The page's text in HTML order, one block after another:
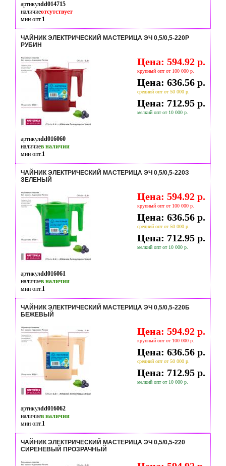
артикулdd014715
наличиеотсутствует
мин опт.1
ЧАЙНИК ЭЛЕКТРИЧЕСКИЙ МАСТЕРИЦА ЭЧ 0,5/0,5-220Р
РУБИН
Цена: 594.92 р.
крупный опт от 100 000 р.
Цена: 636.56 р.
средний опт от 50 000 р.
Цена: 712.95 р.
мелкий опт от 10 000 р.
артикулdd016060
наличиев наличии
мин опт.1
ЧАЙНИК ЭЛЕКТРИЧЕСКИЙ МАСТЕРИЦА ЭЧ 0,5/0,5-220З
ЗЕЛЕНЫЙ
Цена: 594.92 р.
крупный опт от 100 000 р.
Цена: 636.56 р.
средний опт от 50 000 р.
Цена: 712.95 р.
мелкий опт от 10 000 р.
артикулdd016061
наличиев наличии
мин опт.1
ЧАЙНИК ЭЛЕКТРИЧЕСКИЙ МАСТЕРИЦА ЭЧ 0,5/0,5-220Б
БЕЖЕВЫЙ
Цена: 594.92 р.
крупный опт от 100 000 р.
Цена: 636.56 р.
средний опт от 50 000 р.
Цена: 712.95 р.
мелкий опт от 10 000 р.
артикулdd016062
наличиев наличии
мин опт.1
ЧАЙНИК ЭЛЕКТРИЧЕСКИЙ МАСТЕРИЦА ЭЧ 0,5/0,5-220
СИРЕНЕВЫЙ ПРОЗРАЧНЫЙ